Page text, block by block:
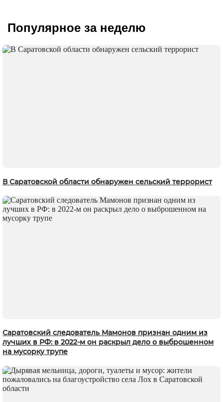
Популярное за неделю
В Саратовской области обнаружен сельский террорист
Саратовский следователь Мамонов признан одним из
лучших в РФ: в 2022-м он раскрыл дело о выброшенном
на мусорку трупе